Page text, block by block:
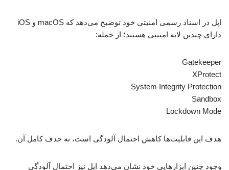
اپل در اسناد رسمی امنیتی خود توضیح می‌دهد که macOS و iOS
دارای چندین لایه امنیتی هستند؛ از جمله:
Gatekeeper
XProtect
System Integrity Protection
Sandbox
Lockdown Mode
هدف این قابلیت‌ها کاهش احتمال آلودگی است، نه حذف کامل آن.
وجود چنین ابزارهایی خود نشان می‌دهد اپل نیز احتمال آلودگی